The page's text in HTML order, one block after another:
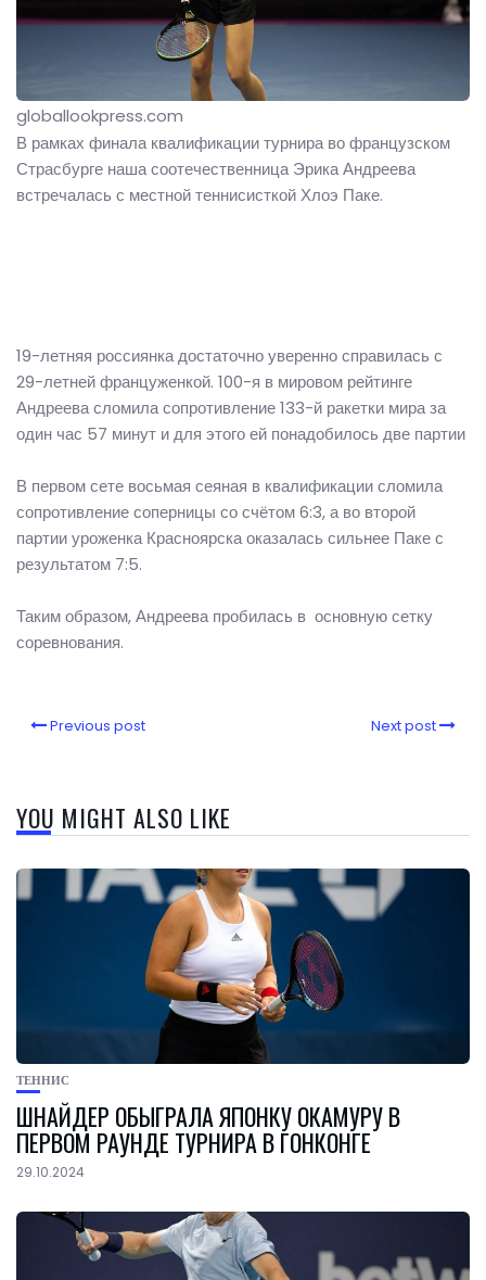
globallookpress.com
В рамках финала квалификации турнира во французском
Страсбурге наша соотечественница Эрика Андреева
встречалась с местной теннисисткой Хлоэ Паке.
19-летняя россиянка достаточно уверенно справилась с
29-летней француженкой. 100-я в мировом рейтинге
Андреева сломила сопротивление 133-й ракетки мира за
один час 57 минут и для этого ей понадобилось две партии
В первом сете восьмая сеяная в квалификации сломила
сопротивление соперницы со счётом 6:3, а во второй
партии уроженка Красноярска оказалась сильнее Паке с
результатом 7:5.
Таким образом, Андреева пробилась в основную сетку
соревнования.
Previous post Next post
YOU MIGHT ALSO LIKE
ТЕННИС
ШНАЙДЕР ОБЫГРАЛА ЯПОНКУ ОКАМУРУ В
ПЕРВОМ РАУНДЕ ТУРНИРА В ГОНКОНГЕ
29.10.2024